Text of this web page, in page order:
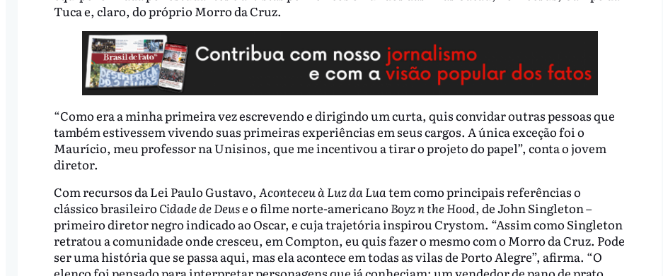
Tuca e, claro, do próprio Morro da Cruz.
“Como era a minha primeira vez escrevendo e dirigindo um curta, quis convidar outras pessoas que
também estivessem vivendo suas primeiras experiências em seus cargos. A única exceção foi o
Maurício, meu professor na Unisinos, que me incentivou a tirar o projeto do papel”, conta o jovem
diretor.
Com recursos da Lei Paulo Gustavo, Aconteceu à Luz da Luatem como principais referências o
clássico brasileiro Cidade de Deuse o filme norte-americano Boyz n the Hood, de John Singleton –
primeiro diretor negro indicado ao Oscar, e cuja trajetória inspirou Crystom. “Assim como Singleton
retratou a comunidade onde cresceu, em Compton, eu quis fazer o mesmo com o Morro da Cruz. Pode
ser uma história que se passa aqui, mas ela acontece em todas as vilas de Porto Alegre”, afirma. “O